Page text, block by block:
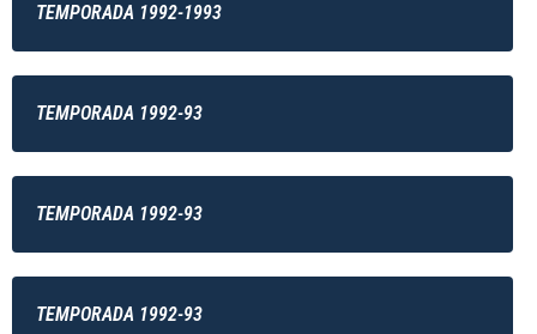
TEMPORADA 1992-1993
TEMPORADA 1992-93
TEMPORADA 1992-93
TEMPORADA 1992-93